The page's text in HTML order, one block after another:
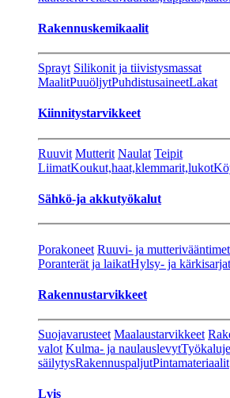
Rakennuskemikaalit
Sprayt Silikonit ja tiivistysmassat
MaalitPuuöljytPuhdistusaineetLakat
Kiinnitystarvikkeet
Ruuvit Mutterit Naulat Teipit
LiimatKoukut,haat,klemmarit,lukot
Sähkö-ja akkutyökalut
Porakoneet Ruuvi- ja mutterivääntimet
Poranterät ja laikatHylsy- ja kärkisarjat
Rakennustarvikkeet
Suojavarusteet Maalaustarvikkeet
valot Kulma- ja naulauslevyt
säilytysRakennuspaljutPintamateriaalit
Lvis